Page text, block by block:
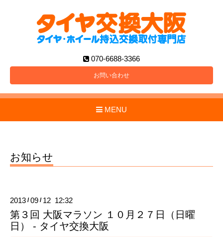
070-6688-3366
お問い合わせ
MENU
お知らせ
2013 /09 / 12 12:32
第３回 大阪マラソン １０月２７日（日曜
日） - タイヤ交換大阪